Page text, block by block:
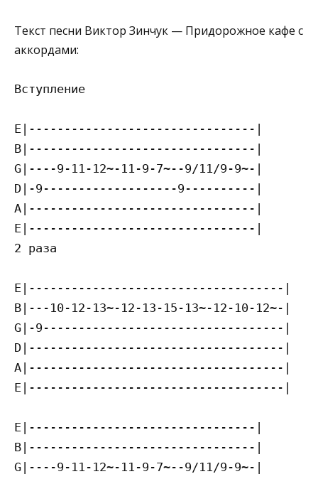
Текст песни Виктор Зинчук — Придорожное кафе с
аккордами:
Вступление
E|--------------------------------|
B|--------------------------------|
G|----9-11-12~-11-9-7~--9/11/9-9~-|
D|-9-------------------9----------|
A|--------------------------------|
E|--------------------------------|
2 раза
E|------------------------------------|
B|---10-12-13~-12-13-15-13~-12-10-12~-|
G|-9----------------------------------|
D|------------------------------------|
A|------------------------------------|
E|------------------------------------|
E|--------------------------------|
B|--------------------------------|
G|----9-11-12~-11-9-7~--9/11/9-9~-|